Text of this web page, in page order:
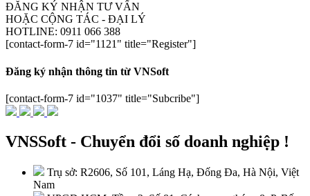
ĐĂNG KÝ NHẬN TƯ VẤN
HOẶC CỘNG TÁC - ĐẠI LÝ
HOTLINE: 0911 066 388
[contact-form-7 id="1121" title="Register"]
Đăng ký nhận thông tin từ VNSoft
[contact-form-7 id="1037" title="Subcribe"]
VNSSoft - Chuyển đổi số doanh nghiệp !
Trụ sở: R2606, Số 101, Láng Hạ, Đống Đa, Hà Nội, Việt
Nam